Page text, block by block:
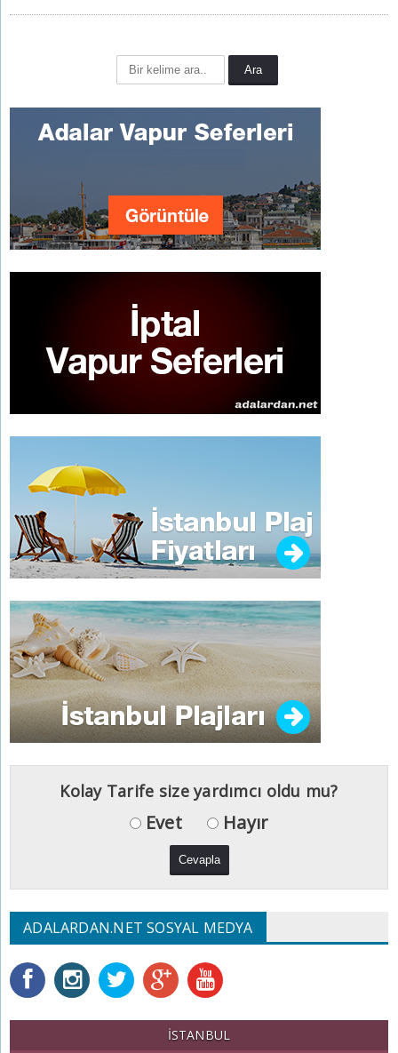
Kolay Tarife size yardımcı oldu mu?
Evet Hayır
ADALARDAN.NET SOSYAL MEDYA
İSTANBUL